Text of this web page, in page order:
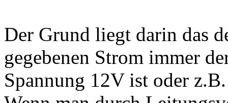
Der Grund liegt darin das
gegebenen Strom immer
Spannung 12V ist oder